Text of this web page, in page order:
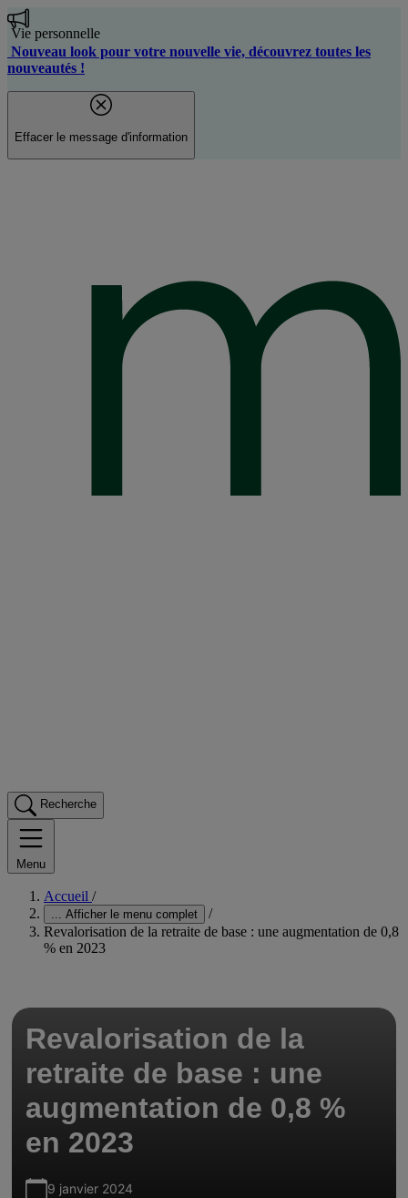
Aller
au
contenu
principal
Nouveau look pour votre nouvelle vie, découvrez toutes les
nouveautés !
Effacer le message d'information
Recherche
Menu
Accueil /
Afficher le menu complet
/
Revalorisation de la retraite de base : une augmentation de 0,8
% en 2023
Revalorisation de la
retraite de base : une
augmentation de 0,8 %
en 2023
9 janvier 2024
Vie personnelle